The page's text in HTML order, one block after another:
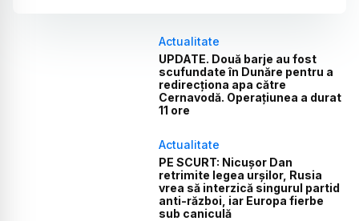
Actualitate
UPDATE. Două barje au fost
scufundate în Dunăre pentru a
redirecționa apa către
Cernavodă. Operațiunea a durat
11 ore
Actualitate
PE SCURT: Nicușor Dan
retrimite legea urșilor, Rusia
vrea să interzică singurul partid
anti-război, iar Europa fierbe
sub caniculă